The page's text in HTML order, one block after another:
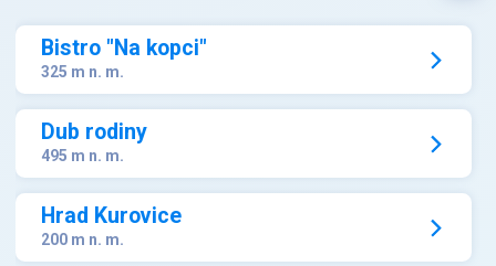
Bistro "Na kopci"
325 m n. m.
Dub rodiny
495 m n. m.
Hrad Kurovice
200 m n. m.